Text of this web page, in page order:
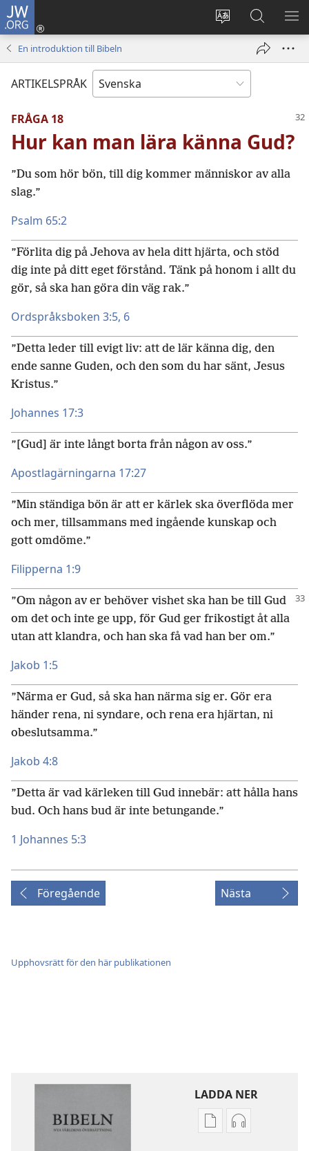
JW.ORG
Ändra
webbplatsens
Logga
fönster)
Sök
på
jw.org
En introduktion till Bibeln
ARTIKELSPRÅK
FRÅGA 18
Hur kan man lära känna Gud?
”Du som hör bön, till dig kommer människor av alla
slag.”
Psalm 65:2
”Förlita dig på Jehova av hela ditt hjärta, och stöd
dig inte på ditt eget förstånd. Tänk på honom i allt du
gör, så ska han göra din väg rak.”
Ordspråksboken 3:5, 6
”Detta leder till evigt liv: att de lär känna dig, den
ende sanne Guden, och den som du har sänt, Jesus
Kristus.”
Johannes 17:3
”[Gud] är inte långt borta från någon av oss.”
Apostlagärningarna 17:27
”Min ständiga bön är att er kärlek ska överflöda mer
och mer, tillsammans med ingående kunskap och
gott omdöme.”
Filipperna 1:9
”Om någon av er behöver vishet ska han be till Gud
om det och inte ge upp, för Gud ger frikostigt åt alla
utan att klandra, och han ska få vad han ber om.”
Jakob 1:5
”Närma er Gud, så ska han närma sig er. Gör era
händer rena, ni syndare, och rena era hjärtan, ni
obeslutsamma.”
Jakob 4:8
”Detta är vad kärleken till Gud innebär: att hålla hans
bud. Och hans bud är inte betungande.”
1 Johannes 5:3
Föregående Nästa
Upphovsrätt för den här publikationen
LADDA NER
Valmöjligheter